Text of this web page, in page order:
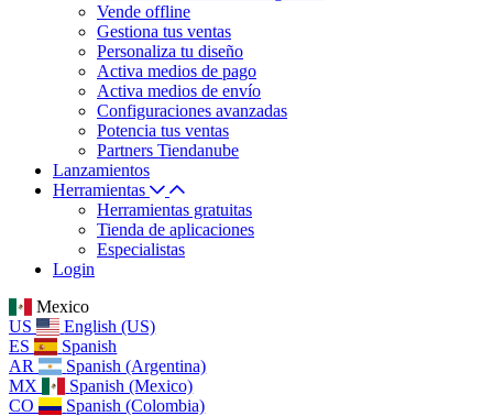
Vende offline
Gestiona tus ventas
Personaliza tu diseño
Activa medios de pago
Activa medios de envío
Configuraciones avanzadas
Potencia tus ventas
Partners Tiendanube
Lanzamientos
Herramientas
Herramientas gratuitas
Tienda de aplicaciones
Especialistas
Login
Mexico
US
English (US)
ES
Spanish
AR
Spanish (Argentina)
MX
Spanish (Mexico)
CO
Spanish (Colombia)